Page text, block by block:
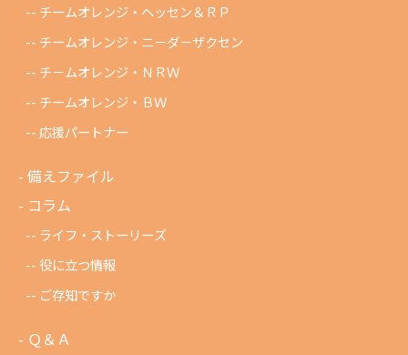
チームオレンジ・ヘッセン＆ＲＰ
チームオレンジ・ニ－ダ－ザクセン
チ－ムオレンジ・ＮＲＷ
チームオレンジ・ＢＷ
応援パートナー
備えファイル
コラム
ライフ・ストーリーズ
役に立つ情報
ご存知ですか
Ｑ＆Ａ